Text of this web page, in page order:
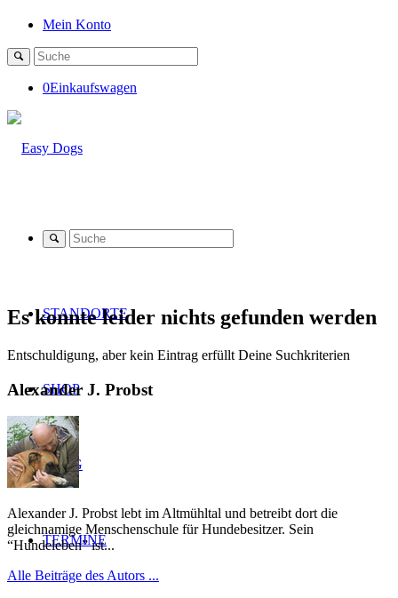
Mein Konto
0Einkaufswagen
STANDORTE
SHOP
BLOG
TERMINE
Es konnte leider nichts gefunden werden
Entschuldigung, aber kein Eintrag erfüllt Deine Suchkriterien
Alexander J. Probst
Alexander J. Probst lebt im Altmühltal und betreibt dort die
gleichnamige Menschenschule für Hundebesitzer. Sein
“Hundeleben” ist...
Alle Beiträge des Autors ...